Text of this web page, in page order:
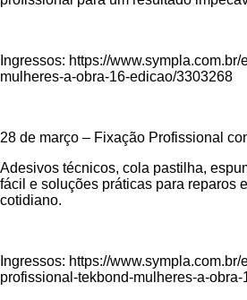
Ingressos: https://
mulheres-a-obra-16-edicao/3303268
28 de março – Fixação Profissional
Adesivos técnicos, cola pastilha,
fácil e soluções práticas para reparos
cotidiano.
Ingressos: https://
profissional-tekbond-mulheres-a-